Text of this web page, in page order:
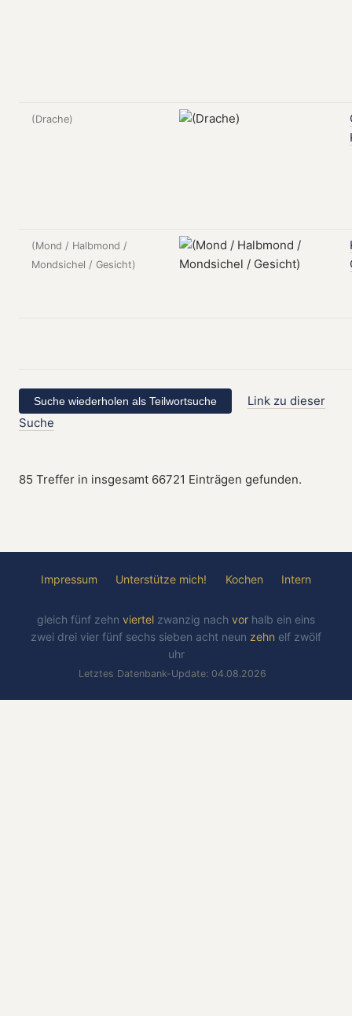
(Drache)
(Mond / Halbmond /
Mondsichel / Gesicht)
Link zu dieser
Suche
85 Treffer in insgesamt 66721 Einträgen gefunden.
Impressum Unterstütze mich! Kochen Intern
gleich fünf zehn viertel zwanzig nach vor halb ein eins
zwei drei vier fünf sechs sieben acht neun zehn elf zwölf
uhr
Letztes Datenbank-Update: 04.08.2026